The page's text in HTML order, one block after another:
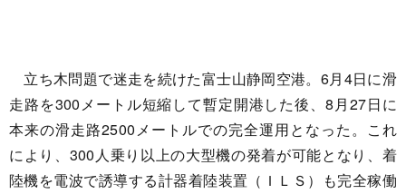
立ち木問題で迷走を続けた富士山静岡空港。6月4日に滑
走路を300メートル短縮して暫定開港した後、8月27日に
本来の滑走路2500メートルでの完全運用となった。これ
により、300人乗り以上の大型機の発着が可能となり、着
陸機を電波で誘導する計器着陸装置（ＩＬＳ）も完全稼働